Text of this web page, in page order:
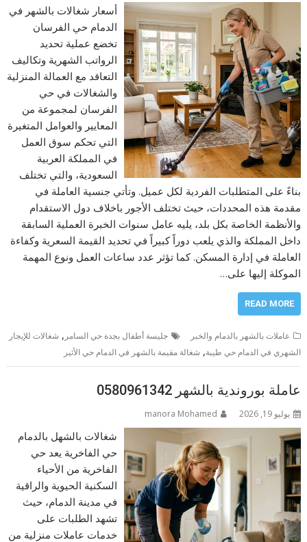
أسعار شغالات بالشهر في
الدمام حي الفرسان
تخضع عملية تحديد
الرواتب الشهرية وتكاليف
التعاقد مع العمالة المنزلية
والشغالات في حي
الفرسان لمجموعة من
المعايير والعوامل المتغيرة
التي تحكم سوق العمل
في المملكة العربية
السعودية، والتي تختلف
بناءً على المتطلبات الفردية لكل عميل. وتأتي جنسية العاملة في
مقدمة هذه المحددات، حيث تختلف الأجور باخلاف دول الاستقدام
والأنظمة الخاصة بكل بلد، يليه عامل سنوات الخبرة العملية السابقة
داخل المملكة والذي يلعب دوراً كبيراً في تحديد القيمة السعرية وكفاءة
العاملة في إدارة المسكن. كما تؤثر عدد ساعات العمل ونوع المهمة
الموكلة إليها على…
READ MORE
عاملات بالشهر بالدمام والخبر جليسة أطفال بجدة حي السامر , شغالات للإيجار
الشهري في الدمام حي طيبة, شغالة مقيمة بالشهر في الدمام حي الأثير
عاملة بوروندية بالشهر 0580961342
يوليو 19, 2026 manora Mohamed
شغالات بالشهل بالدمام
حي الفاخرية يعد حي
الفاخرية من الأحياء
السكنية الحيوية والراقية
في مدينة الدمام، حيث
تشهد الطلبات على
خدمات عاملات منزلية من